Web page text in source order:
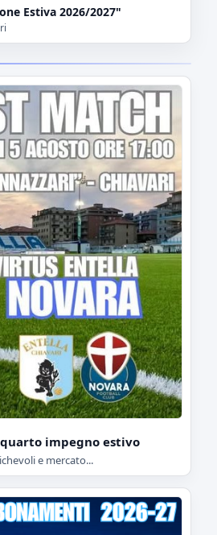
Estiva 2026/2027"
impegno estivo
e mercato...